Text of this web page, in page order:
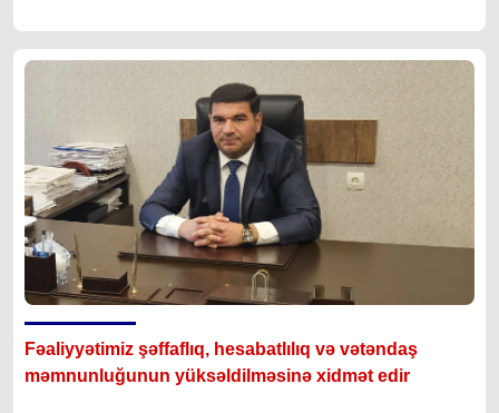
Fəaliyyətimiz şəffaflıq, hesabatlılıq və vətəndaş
məmnunluğunun yüksəldilməsinə xidmət edir